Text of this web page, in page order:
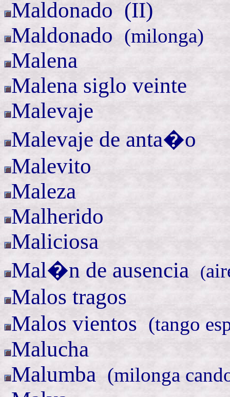
Maldonado (II)
Maldonado (milonga)
Malena
Malena siglo veinte
Malevaje
Malevaje de anta�o
Malevito
Maleza
Malherido
Maliciosa
Mal�n de ausencia (
Malos tragos
Malos vientos (tango
Malucha
Malumba (milonga